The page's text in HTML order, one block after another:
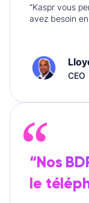
“Kaspr vous
avez besoin
CEO
“Nos
le